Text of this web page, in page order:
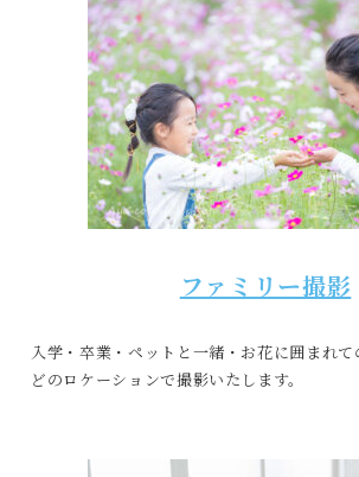
ファミリー撮影
入学・卒業・ペットと一緒・お花に囲まれ
どのロケーションで撮影いたします。